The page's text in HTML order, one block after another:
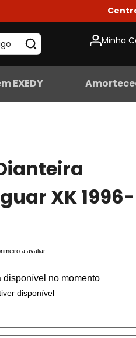
Minha
EXEDY
XK 1996-
a avaliar
disponível no momento
disponível